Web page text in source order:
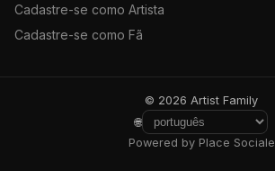
Cadastre-se como Artista
Cadastre-se como Fã
© 2026 Artist Family
🌐
Powered by Place Sociale